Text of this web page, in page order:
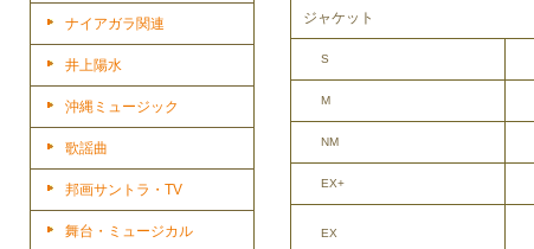
ナイアガラ関連
井上陽水
沖縄ミュージック
歌謡曲
邦画サントラ・TV
舞台・ミュージカル
ジャケット
S
M
NM
EX+
EX